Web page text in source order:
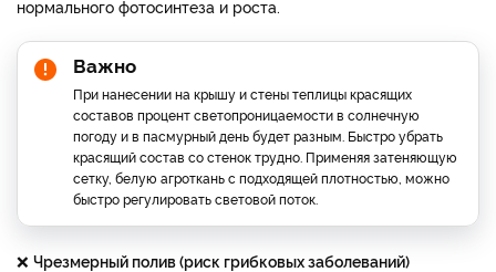
нормального фотосинтеза и роста.
Важно
При нанесении на крышу и стены теплицы красящих
составов процент светопроницаемости в солнечную
погоду и в пасмурный день будет разным. Быстро убрать
красящий состав со стенок трудно. Применяя затеняющую
сетку, белую агроткань с подходящей плотностью, можно
быстро регулировать световой поток.
❌ Чрезмерный полив (риск грибковых заболеваний)